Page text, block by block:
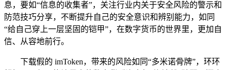
息，要如“信息的收集者”，关注行业内关于安全风险的警示和
防范技巧分享，不断提升自己的安全意识和辨别能力，如同
“给自己穿上一层坚固的铠甲”，在数字货币的世界里，更加自
信、从容地前行。
下载假的 imToken，带来的风险如同“多米诺骨牌”，环环